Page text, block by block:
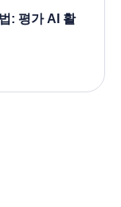
: 평가 AI 활